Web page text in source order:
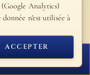
probable que
: il ne faut
la locution « par
: À travers le
vrai que la
VERSET
Analytics)
n'est utilisée à
ACCEPTER